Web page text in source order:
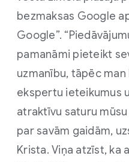
bezmaksas Google
Google”.
pamanāmi pieteikt
uzmanību, tāpēc
ekspertu ieteikumus
atraktīvu saturu
par savām gaidām,
Krista. Viņa atzīst, ka